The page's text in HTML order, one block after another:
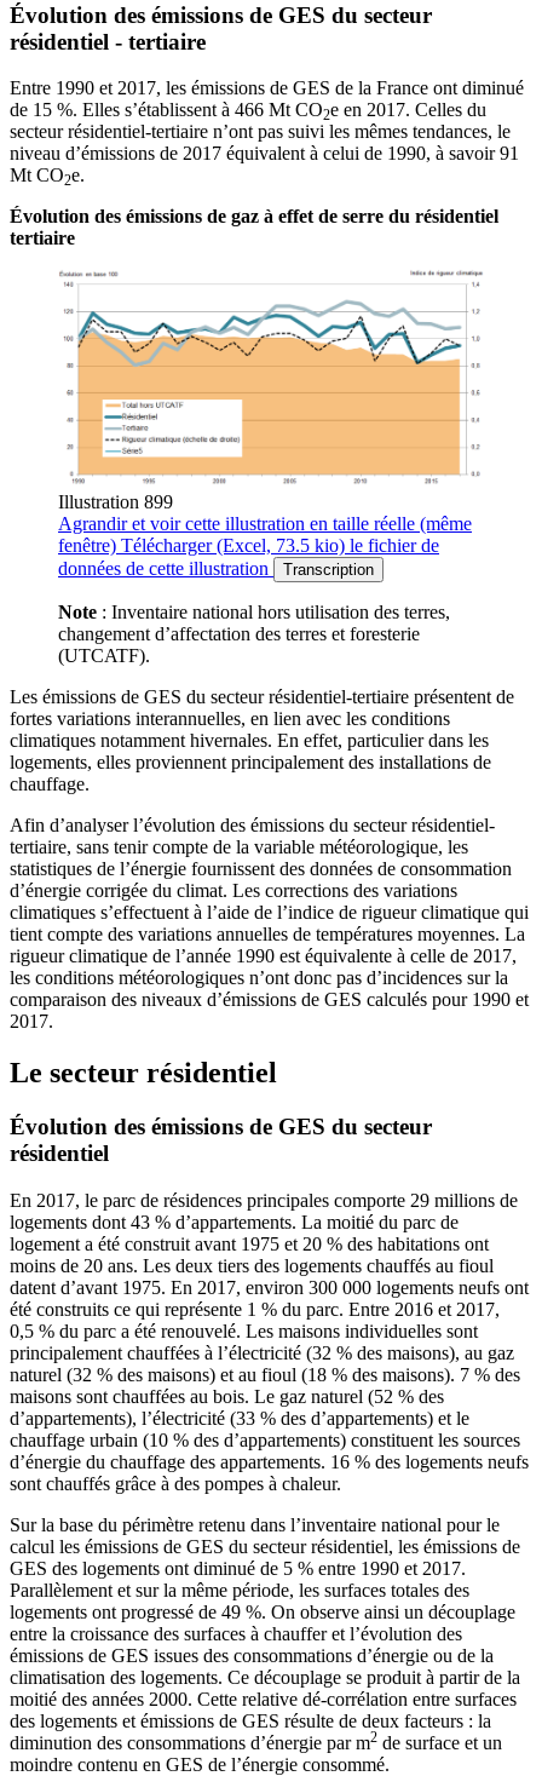
Évolution des émissions de GES du secteur
résidentiel - tertiaire
Entre 1990 et 2017, les émissions de GES de la France ont diminué
de 15 %. Elles s’établissent à 466 Mt CO2e en 2017. Celles du
secteur résidentiel-tertiaire n’ont pas suivi les mêmes tendances, le
niveau d’émissions de 2017 équivalent à celui de 1990, à savoir 91
Mt CO2e.
Évolution des émissions de gaz à effet de serre du résidentiel
tertiaire
Illustration 899
Agrandiret voir cette illustration en taille réelle (même
fenêtre) Télécharger(Excel, 73.5 kio) le fichier de
données de cette illustration
Transcription
Note : Inventaire national hors utilisation des terres,
changement d’affectation des terres et foresterie
(UTCATF).
Les émissions de GES du secteur résidentiel-tertiaire présentent de
fortes variations interannuelles, en lien avec les conditions
climatiques notamment hivernales. En effet, particulier dans les
logements, elles proviennent principalement des installations de
chauffage.
Afin d’analyser l’évolution des émissions du secteur résidentiel-
tertiaire, sans tenir compte de la variable météorologique, les
statistiques de l’énergie fournissent des données de consommation
d’énergie corrigée du climat. Les corrections des variations
climatiques s’effectuent à l’aide de l’indice de rigueur climatique qui
tient compte des variations annuelles de températures moyennes. La
rigueur climatique de l’année 1990 est équivalente à celle de 2017,
les conditions météorologiques n’ont donc pas d’incidences sur la
comparaison des niveaux d’émissions de GES calculés pour 1990 et
2017.
Le secteur résidentiel
Évolution des émissions de GES du secteur
résidentiel
En 2017, le parc de résidences principales comporte 29 millions de
logements dont 43 % d’appartements. La moitié du parc de
logement a été construit avant 1975 et 20 % des habitations ont
moins de 20 ans. Les deux tiers des logements chauffés au fioul
datent d’avant 1975. En 2017, environ 300 000 logements neufs ont
été construits ce qui représente 1 % du parc. Entre 2016 et 2017,
0,5 % du parc a été renouvelé. Les maisons individuelles sont
principalement chauffées à l’électricité (32 % des maisons), au gaz
naturel (32 % des maisons) et au fioul (18 % des maisons). 7 % des
maisons sont chauffées au bois. Le gaz naturel (52 % des
d’appartements), l’électricité (33 % des d’appartements) et le
chauffage urbain (10 % des d’appartements) constituent les sources
d’énergie du chauffage des appartements. 16 % des logements neufs
sont chauffés grâce à des pompes à chaleur.
Sur la base du périmètre retenu dans l’inventaire national pour le
calcul les émissions de GES du secteur résidentiel, les émissions de
GES des logements ont diminué de 5 % entre 1990 et 2017.
Parallèlement et sur la même période, les surfaces totales des
logements ont progressé de 49 %. On observe ainsi un découplage
entre la croissance des surfaces à chauffer et l’évolution des
émissions de GES issues des consommations d’énergie ou de la
climatisation des logements. Ce découplage se produit à partir de la
moitié des années 2000. Cette relative dé-corrélation entre surfaces
des logements et émissions de GES résulte de deux facteurs : la
diminution des consommations d’énergie par m2 de surface et un
moindre contenu en GES de l’énergie consommé.